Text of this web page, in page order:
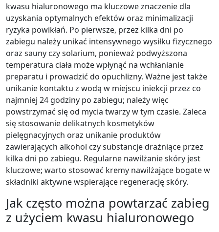
kwasu hialuronowego ma kluczowe znaczenie dla
uzyskania optymalnych efektów oraz minimalizacji
ryzyka powikłań. Po pierwsze, przez kilka dni po
zabiegu należy unikać intensywnego wysiłku fizycznego
oraz sauny czy solarium, ponieważ podwyższona
temperatura ciała może wpłynąć na wchłanianie
preparatu i prowadzić do opuchlizny. Ważne jest także
unikanie kontaktu z wodą w miejscu iniekcji przez co
najmniej 24 godziny po zabiegu; należy więc
powstrzymać się od mycia twarzy w tym czasie. Zaleca
się stosowanie delikatnych kosmetyków
pielęgnacyjnych oraz unikanie produktów
zawierających alkohol czy substancje drażniące przez
kilka dni po zabiegu. Regularne nawilżanie skóry jest
kluczowe; warto stosować kremy nawilżające bogate w
składniki aktywne wspierające regenerację skóry.
Jak często można powtarzać zabieg
z użyciem kwasu hialuronowego